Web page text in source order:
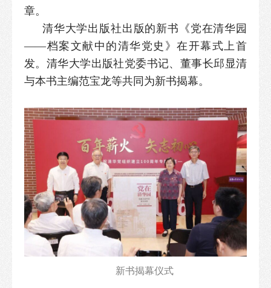
章。
清华大学出版社出版的新书《党在清华园
——档案文献中的清华党史》在开幕式上首
发。清华大学出版社党委书记、董事长邱显清
与本书主编范宝龙等共同为新书揭幕。
新书揭幕仪式